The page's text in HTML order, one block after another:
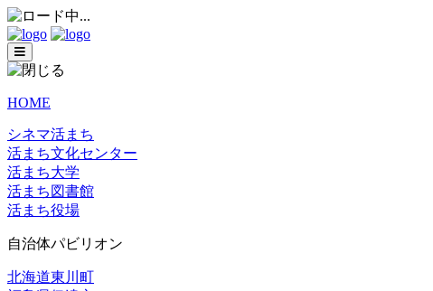
HOME
シネマ活まち
活まち文化センター
活まち大学
活まち図書館
活まち役場
自治体パビリオン
北海道東川町